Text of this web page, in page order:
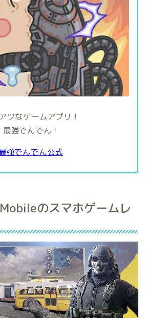
ツなゲームアプリ！
最強でんでん！
強でんでん公式
のスマホゲームレ